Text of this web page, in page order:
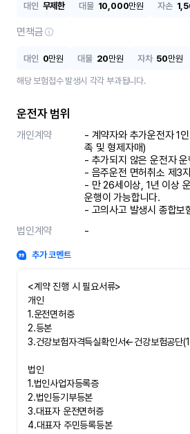
대인 무제한 대물 10,000만원 자손
면책금
대인 0만원 대물 20만원 자차 50만원
해당 보험접수 발생시 각각 부과됩니다.
운전자 범위
개인계약
- 계약자와 추가운전자 1
족 및 형제자매)
- 추가되지 않은 운전자
- 음주운전 면허취소 제3
- 만 26세이상, 1년 이상
운행이 가능합니다.
- 고의사고 발생시 종합보
법인계약
-
추가 코멘트
<계약 진행 시 필요서류>
개인
1.운전면허증
2.등본
3.건강보험자격득실확인서←건강보험공
법인
1.법인사업자등록증
2.법인등기부등본
3.대표자 운전면허증
4.대표자 주민등록등본